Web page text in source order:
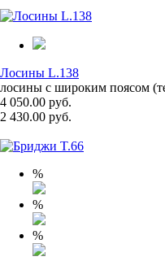
Лосины L.138
лосины с широким поясом
4 050.00 руб.
2 430.00 руб.
%
%
%